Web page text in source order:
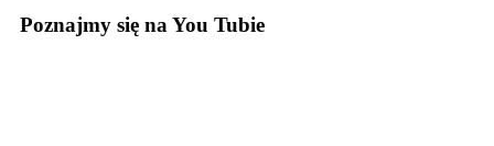
Poznajmy się na You Tubie